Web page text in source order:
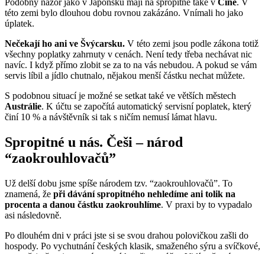
této zemi bylo dlouhou dobu rovnou zakázáno. Vnímali ho jako
úplatek.
Nečekají ho ani ve Švýcarsku. V této zemi jsou podle zákona totiž
všechny poplatky zahrnuty v cenách. Není tedy třeba nechávat nic
navíc. I když přímo zlobit se za to na vás nebudou. A pokud se vám
servis líbil a jídlo chutnalo, nějakou menší částku nechat můžete.
S podobnou situací je možné se setkat také ve větších městech
Austrálie. K účtu se započítá automatický servisní poplatek, který
činí 10 % a návštěvník si tak s ničím nemusí lámat hlavu.
Spropitné u nás. Češi – národ
“zaokrouhlovačů”
Už delší dobu jsme spíše národem tzv. “zaokrouhlovačů”. To
znamená, že při dávání spropitného nehledíme ani tolik na
procenta a danou částku zaokrouhlíme. V praxi by to vypadalo
asi následovně.
Po dlouhém dni v práci jste si se svou drahou polovičkou zašli do
hospody. Po vychutnání českých klasik, smaženého sýru a svíčkové,